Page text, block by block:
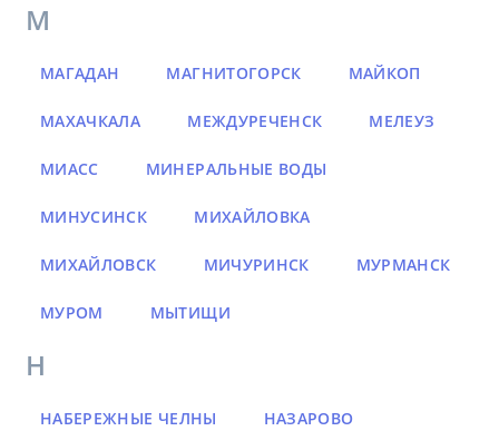
М
МАГАДАН МАГНИТОГОРСК МАЙКОП
МАХАЧКАЛА МЕЖДУРЕЧЕНСК МЕЛЕУЗ
МИАСС МИНЕРАЛЬНЫЕ ВОДЫ
МИНУСИНСК МИХАЙЛОВКА
МИХАЙЛОВСК МИЧУРИНСК МУРМАНСК
МУРОМ МЫТИЩИ
Н
НАБЕРЕЖНЫЕ ЧЕЛНЫ НАЗАРОВО